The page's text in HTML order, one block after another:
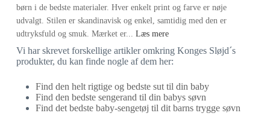
børn i de bedste materialer. Hver enkelt print og farve er nøje
udvalgt. Stilen er skandinavisk og enkel, samtidig med den er
udtryksfuld og smuk. Mærket er... Læs mere
Vi har skrevet forskellige artikler omkring Konges Sløjd´s
produkter, du kan finde nogle af dem her:
Find den helt rigtige og bedste sut til din baby
Find den bedste sengerand til din babys søvn
Find det bedste baby-sengetøj til dit barns trygge søvn